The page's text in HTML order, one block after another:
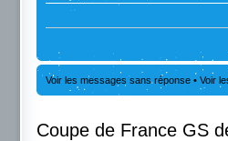
Voir les messages sans réponse • Voir
Coupe de France GS